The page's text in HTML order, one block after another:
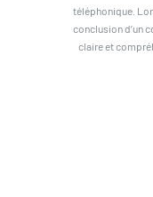
téléphonique.
conclusion d’un
claire et